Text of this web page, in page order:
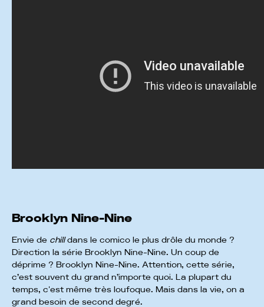
Brooklyn Nine-Nine
Envie de chilldans le comico le plus drôle du monde ?
Direction la série Brooklyn Nine-Nine. Un coup de
déprime ? Brooklyn Nine-Nine. Attention, cette série,
c’est souvent du grand n’importe quoi. La plupart du
temps, c'est même très loufoque. Mais dans la vie, on a
grand besoin de second degré.